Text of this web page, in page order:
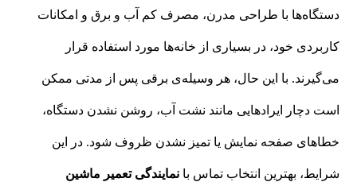
دستگاه‌ها با طراحی مدرن، مصرف کم آب و برق و امکانات
کاربردی خود، در بسیاری از خانه‌ها مورد استفاده قرار
می‌گیرند. با این حال، هر وسیله‌ی برقی پس از مدتی ممکن
است دچار ایرادهایی مانند نشت آب، روشن نشدن دستگاه،
خطاهای صفحه نمایش یا تمیز نشدن ظروف شود. در این
شرایط، بهترین انتخاب تماس بانمایندگی تعمیر ماشین